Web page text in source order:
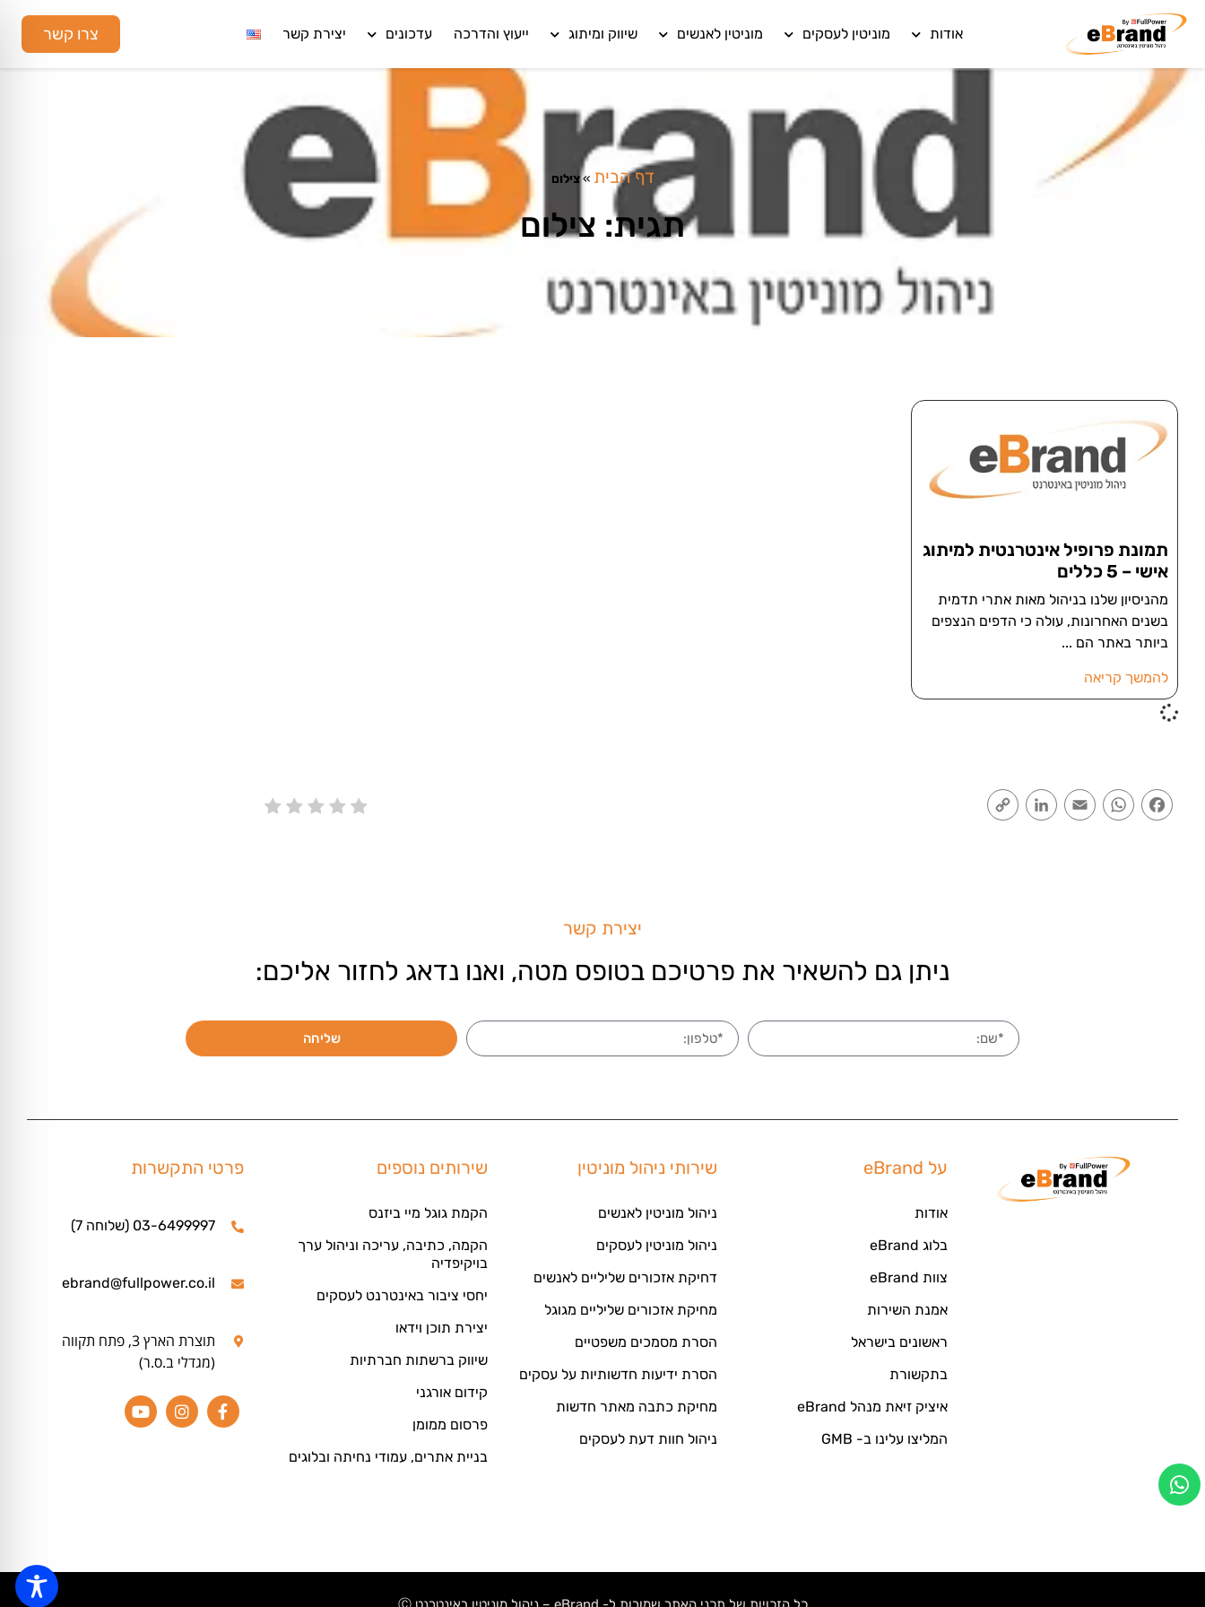
אודות מוניטין לעסקים מוניטין לאנשים שיווק ומיתוג ייעוץ והדרכה עדכונים יצירת קשר צרו קשר
דף הבית »צילום
תגית: צילום
תמונת פרופיל אינטרנטית למיתוג
אישי – 5 כללים
מהניסיון שלנו בניהול מאות אתרי תדמית
בשנים האחרונות, עולה כי הדפים הנצפים
ביותר באתר הם
להמשך קריאה
Facebook
WhatsApp
Email
LinkedIn
יצירת קשר
ניתן גם להשאיר את פרטיכם בטופס מטה, ואנו נדאג לחזור אליכם:
שליחה
על eBrand
אודות
בלוג eBrand
צוות eBrand
אמנת השירות
ראשונים בישראל
בתקשורת
איציק זיאת מנהל eBrand
המליצו עלינו ב- GMB
שירותי ניהול מוניטין
ניהול מוניטין לאנשים
ניהול מוניטין לעסקים
דחיקת אזכורים שליליים לאנשים
מחיקת אזכורים שליליים מגוגל
הסרת מסמכים משפטיים
הסרת ידיעות חדשותיות על עסקים
מחיקת כתבה מאתר חדשות
ניהול חוות דעת לעסקים
שירותים נוספים
הקמת גוגל מיי ביזנס
הקמה, כתיבה, עריכה וניהול ערך
בויקיפדיה
יחסי ציבור באינטרנט לעסקים
יצירת תוכן וידאו
שיווק ברשתות חברתיות
קידום אורגני
פרסום ממומן
בניית אתרים, עמודי נחיתה ובלוגים
פרטי התקשרות
03-6499997 (שלוחה 7)
ebrand@fullpower.co.il
תוצרת הארץ 3, פתח תקווה
(מגדלי ב.ס.ר)